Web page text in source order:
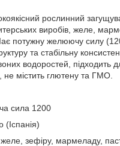
рослинний
виробів, желе,
потужну желюючу силу
та стабільну
водоростей, підходить
не містить глютену та ГМО.
сила 1200
(Іспанія)
зефіру, мармеладу,